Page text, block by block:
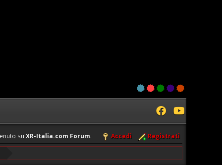
su XR-Italia.com Forum. Accedi Registrati